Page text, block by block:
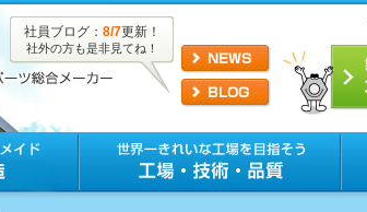
社員ブログ： 8/7更新！
社外の方も是非見てね！